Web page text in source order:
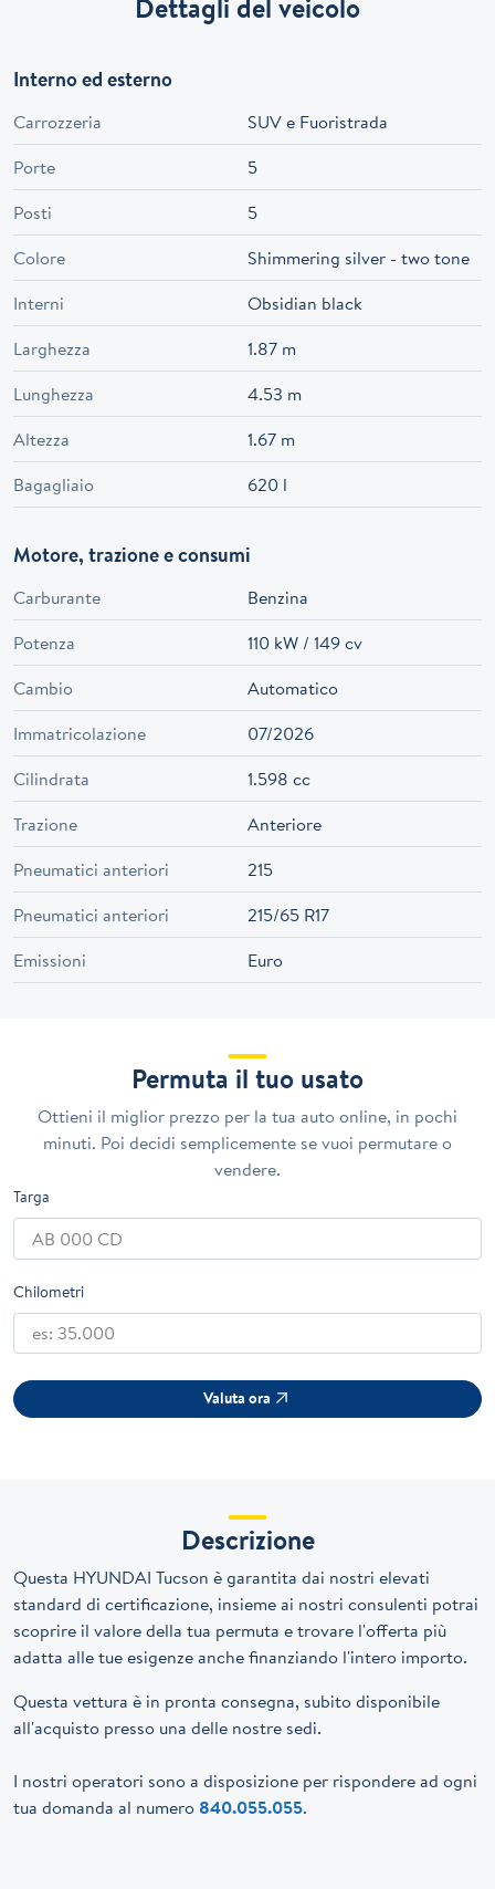
Dettagli del veicolo
Interno ed esterno
Carrozzeria
SUV e Fuoristrada
Porte
5
Posti
5
Colore
Shimmering silver - two tone
Interni
Obsidian black
Larghezza
1.87 m
Lunghezza
4.53 m
Altezza
1.67 m
Bagagliaio
620 l
Motore, trazione e consumi
Carburante
Benzina
Potenza
110 kW / 149 cv
Cambio
Automatico
Immatricolazione
07/2026
Cilindrata
1.598 cc
Trazione
Anteriore
Pneumatici anteriori
215
Pneumatici anteriori
215/65 R17
Emissioni
Euro
Permuta il tuo usato
Ottieni il miglior prezzo per la tua auto online, in pochi
minuti. Poi decidi semplicemente se vuoi permutare o
vendere.
Targa
Chilometri
Valuta ora
Descrizione
Questa HYUNDAI Tucson è garantita dai nostri elevati
standard di certificazione, insieme ai nostri consulenti potrai
scoprire il valore della tua permuta e trovare l'offerta più
adatta alle tue esigenze anche finanziando l'intero importo.
Questa vettura è in pronta consegna, subito disponibile
all'acquisto presso una delle nostre sedi.
I nostri operatori sono a disposizione per rispondere ad ogni
tua domanda al numero 840.055.055.